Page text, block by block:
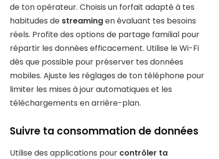
de ton opérateur. Choisis un forfait adapté à tes
habitudes de streamingen évaluant tes besoins
réels. Profite des options de partage familial pour
répartir les données efficacement. Utilise le Wi-Fi
dès que possible pour préserver tes données
mobiles. Ajuste les réglages de ton téléphone pour
limiter les mises à jour automatiques et les
téléchargements en arrière-plan.
Suivre ta consommation de données
Utilise des applications pour contrôler ta